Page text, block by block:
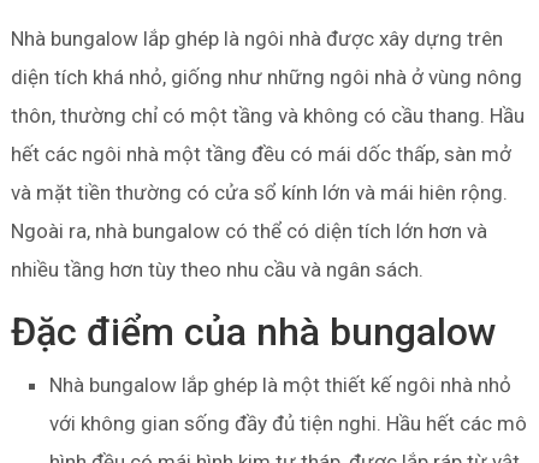
Nhà bungalow lắp ghép là ngôi nhà được xây dựng trên
diện tích khá nhỏ, giống như những ngôi nhà ở vùng nông
thôn, thường chỉ có một tầng và không có cầu thang. Hầu
hết các ngôi nhà một tầng đều có mái dốc thấp, sàn mở
và mặt tiền thường có cửa sổ kính lớn và mái hiên rộng.
Ngoài ra, nhà bungalow có thể có diện tích lớn hơn và
nhiều tầng hơn tùy theo nhu cầu và ngân sách.
Đặc điểm của nhà bungalow
Nhà bungalow lắp ghép là một thiết kế ngôi nhà nhỏ
với không gian sống đầy đủ tiện nghi. Hầu hết các mô